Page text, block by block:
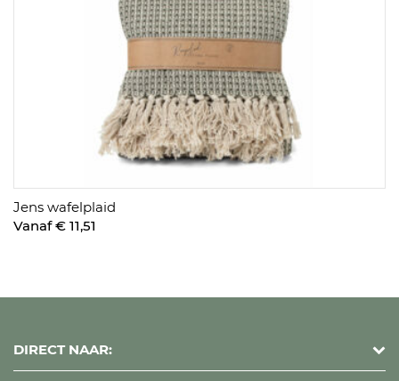
Jens wafelplaid
Vanaf € 11,51
DIRECT NAAR: